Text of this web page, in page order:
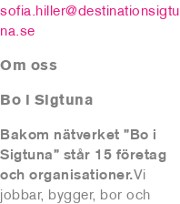
sofia.hiller@destinationsigtu
na.se
Om oss
Bo i Sigtuna
Bakom nätverket ”Bo i
Sigtuna” står 15 företag
och organisationer.Vi
jobbar, bygger, bor och